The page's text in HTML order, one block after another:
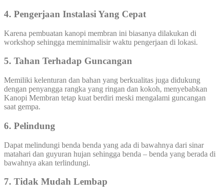
4. Pengerjaan Instalasi Yang Cepat
Karena pembuatan kanopi membran ini biasanya dilakukan di
workshop sehingga meminimalisir waktu pengerjaan di lokasi.
5. Tahan Terhadap Guncangan
Memiliki kelenturan dan bahan yang berkualitas juga didukung
dengan penyangga rangka yang ringan dan kokoh, menyebabkan
Kanopi Membran tetap kuat berdiri meski mengalami guncangan
saat gempa.
6. Pelindung
Dapat melindungi benda benda yang ada di bawahnya dari sinar
matahari dan guyuran hujan sehingga benda – benda yang berada di
bawahnya akan terlindungi.
7. Tidak Mudah Lembap